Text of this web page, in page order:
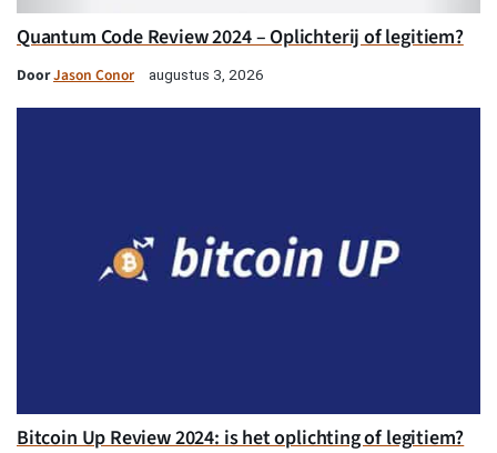
Quantum Code Review 2024 – Oplichterij of legitiem?
DoorJason Conor augustus 3, 2026
Bitcoin Up Review 2024: is het oplichting of legitiem?